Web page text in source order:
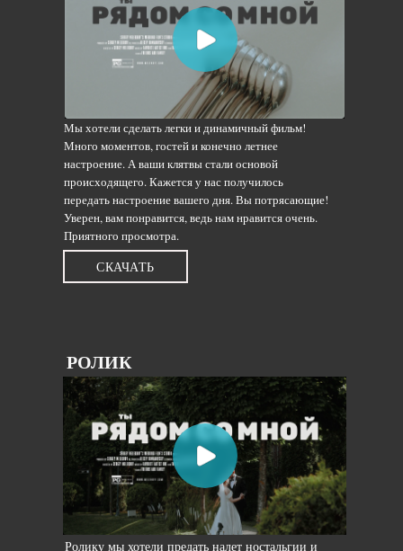
СКАЧАТЬ
РОЛИК
Мы хотели сделать легки и динамичный фильм!
Много моментов, гостей и конечно летнее
настроение. А ваши клятвы стали основой
происходящего. Кажется у нас получилось
передать настроение вашего дня. Вы потрясающие!
Уверен, вам понравится, ведь нам нравится очень.
Приятного просмотра.
Ролику мы хотели предать налет ностальгии и